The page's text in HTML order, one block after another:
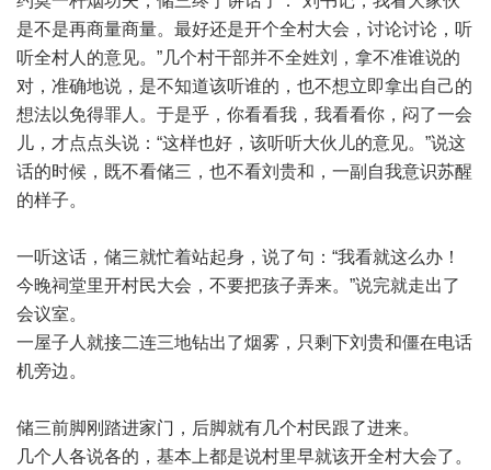
是不是再商量商量。最好还是开个全村大会，讨论讨论，听
听全村人的意见。”几个村干部并不全姓刘，拿不准谁说的
对，准确地说，是不知道该听谁的，也不想立即拿出自己的
想法以免得罪人。于是乎，你看看我，我看看你，闷了一会
儿，才点点头说：“这样也好，该听听大伙儿的意见。”说这
话的时候，既不看储三，也不看刘贵和，一副自我意识苏醒
的样子。
一听这话，储三就忙着站起身，说了句：“我看就这么办！
今晚祠堂里开村民大会，不要把孩子弄来。”说完就走出了
会议室。
一屋子人就接二连三地钻出了烟雾，只剩下刘贵和僵在电话
机旁边。
储三前脚刚踏进家门，后脚就有几个村民跟了进来。
几个人各说各的，基本上都是说村里早就该开全村大会了。